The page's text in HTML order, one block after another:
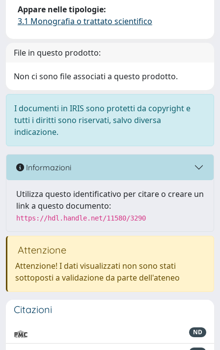
Appare nelle tipologie:
3.1 Monografia o trattato scientifico
File in questo prodotto:
Non ci sono file associati a questo prodotto.
I documenti in IRIS sono protetti da copyright e
tutti i diritti sono riservati, salvo diversa
indicazione.
Informazioni
Utilizza questo identificativo per citare o creare un
link a questo documento:
https://hdl.handle.net/11580/3290
Attenzione
Attenzione! I dati visualizzati non sono stati
sottoposti a validazione da parte dell'ateneo
Citazioni
ND